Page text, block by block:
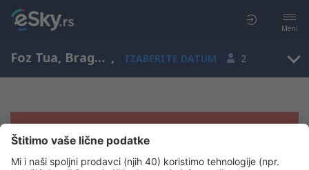
Meni
Foz Tua, Bragança, Portugal , IZABERITE DATUM 2
Žao nam je, ne možemo da prikažemo